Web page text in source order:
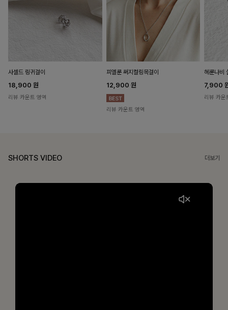
사셀드 링귀걸이
18,900 원
리뷰 카운트 영역
피엘룬 써지컬링목걸이
12,900 원
리뷰 카운트 영역
헤룬나비
7,900
리뷰 카운
SHORTS VIDEO 더보기